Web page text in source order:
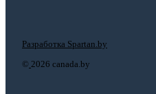
© 2026 canada.by
Разработка Spartan.by